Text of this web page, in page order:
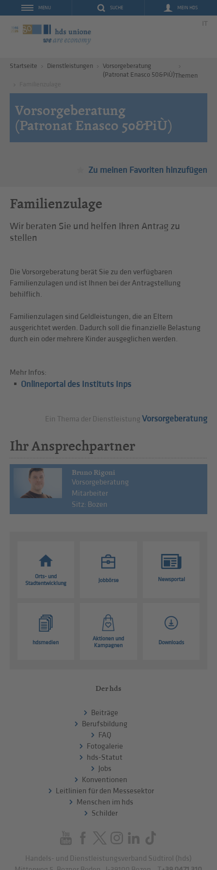
SUCHE MEIN HDS
MENU
IT
Startseite Dienstleistungen
Vorsorgeberatung
(Patronat Enasco 50&PiÙ)Themen
Vorsorgeberatung
(Patronat Enasco 50&PiÙ)
Zu meinen Favoriten hinzufügen
Familienzulage
Wir beraten Sie und helfen Ihren Antrag zu
stellen
Die Vorsorgeberatung berät Sie zu den verfügbaren
Familienzulagen und ist Ihnen bei der Antragstellung
behilflich.
Familienzulagen sind Geldleistungen, die an Eltern
ausgerichtet werden. Dadurch soll die finanzielle Belastung
durch ein oder mehrere Kinder ausgeglichen werden.
Mehr Infos:
Onlineportal des Instituts Inps
Ein Thema der Dienstleistung Vorsorgeberatung
Ihr Ansprechpartner
Bruno Rigoni
Vorsorgeberatung
Mitarbeiter
Sitz: Bozen
Orts- und
Stadtentwicklung
Jobbörse Newsportal
hdsmedien
Aktionen und
Kampagnen
Downloads
Der hds
Beiträge
Berufsbildung
FAQ
Fotogalerie
hds-Statut
Jobs
Konventionen
Leitlinien für den Messesektor
Menschen im hds
Schilder
Handels- und Dienstleistungsverband Südtirol (hds)